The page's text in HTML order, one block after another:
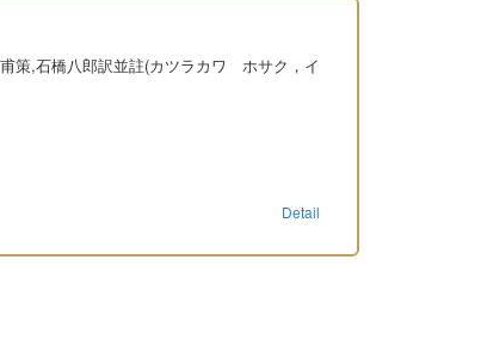
策,石橋八郎訳並註(カツラカワ ホサク，イ
Detail